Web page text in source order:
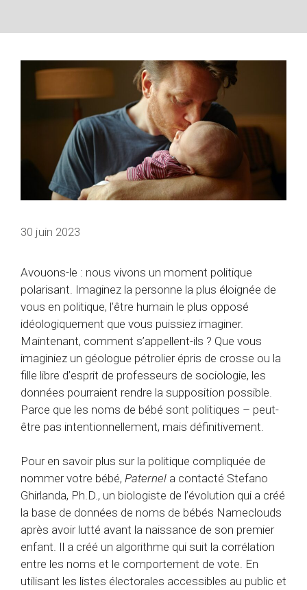
30 juin 2023
Avouons-le : nous vivons un moment politique
polarisant. Imaginez la personne la plus éloignée de
vous en politique, l’être humain le plus opposé
idéologiquement que vous puissiez imaginer.
Maintenant, comment s’appellent-ils ? Que vous
imaginiez un géologue pétrolier épris de crosse ou la
fille libre d’esprit de professeurs de sociologie, les
données pourraient rendre la supposition possible.
Parce que les noms de bébé sont politiques – peut-
être pas intentionnellement, mais définitivement.
Pour en savoir plus sur la politique compliquée de
nommer votre bébé, Paternel a contacté Stefano
Ghirlanda, Ph.D., un biologiste de l’évolution qui a créé
la base de données de noms de bébés Nameclouds
après avoir lutté avant la naissance de son premier
enfant. Il a créé un algorithme qui suit la corrélation
entre les noms et le comportement de vote. En
utilisant les listes électorales accessibles au public et